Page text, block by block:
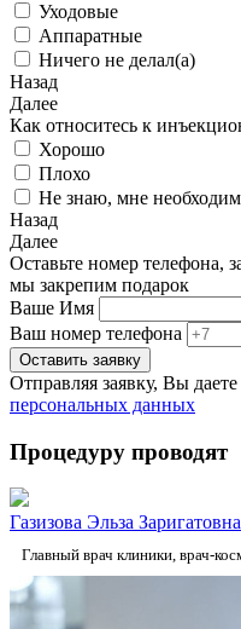
Уходовые
Аппаратные
Ничего не делал(а)
Назад
Далее
Как относитесь к
Хорошо
Плохо
Не знаю, мне
Назад
Далее
Оставьте номер телефона,
мы закрепим подарок
Ваше Имя
Ваш номер телефона
Отправляя заявку, Вы даете
персональных данных
Процедуру проводят
Газизова Эльза Заригатовна
Главный врач клиники, врач-